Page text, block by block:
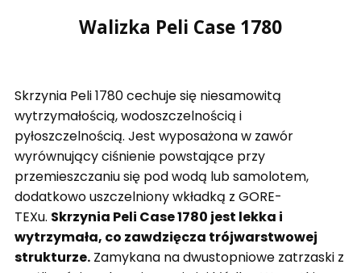
Walizka Peli Case 1780
Skrzynia Peli 1780 cechuje się niesamowitą
wytrzymałością, wodoszczelnością i
pyłoszczelnością. Jest wyposażona w zawór
wyrównujący ciśnienie powstające przy
przemieszczaniu się pod wodą lub samolotem,
dodatkowo uszczelniony wkładką z GORE-
TEXu. Skrzynia Peli Case 1780 jest lekka i
wytrzymała, co zawdzięcza trójwarstwowej
strukturze. Zamykana na dwustopniowe zatrzaski z